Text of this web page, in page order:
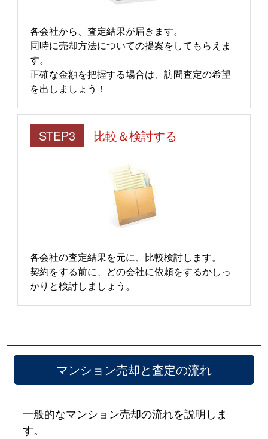
各会社から、査定結果が届きます。
同時に売却方法についての提案をしてもらえま
す。
正確な金額を把握する場合は、訪問査定の希望
を出しましょう！
STEP3 比較＆検討する
各会社の査定結果を元に、比較検討します。
契約をする前に、どの会社に依頼をするかしっ
かりと検討しましょう。
マンション売却と査定の流れ
一般的なマンション売却の流れを説明しま
す。